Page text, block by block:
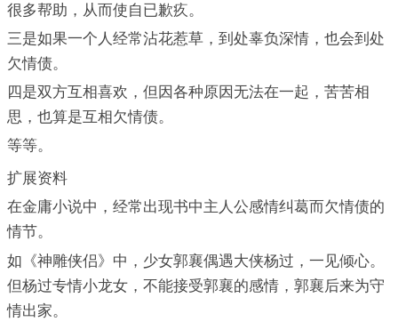
很多帮助，从而使自已歉疚。
三是如果一个人经常沾花惹草，到处辜负深情，也会到处
欠情债。
四是双方互相喜欢，但因各种原因无法在一起，苦苦相
思，也算是互相欠情债。
等等。
扩展资料
在金庸小说中，经常出现书中主人公感情纠葛而欠情债的
情节。
如《神雕侠侣》中，少女郭襄偶遇大侠杨过，一见倾心。
但杨过专情小龙女，不能接受郭襄的感情，郭襄后来为守
情出家。